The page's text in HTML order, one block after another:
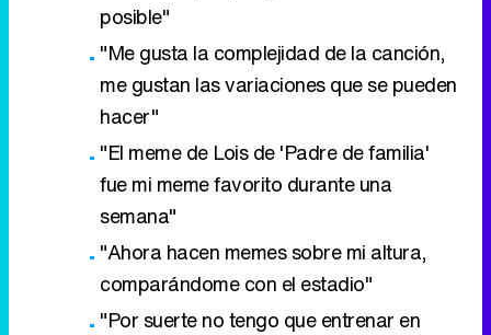
posible"
"Me gusta la complejidad de la canción,
me gustan las variaciones que se pueden
hacer"
"El meme de Lois de 'Padre de familia'
fue mi meme favorito durante una
semana"
"Ahora hacen memes sobre mi altura,
comparándome con el estadio"
"Por suerte no tengo que entrenar en